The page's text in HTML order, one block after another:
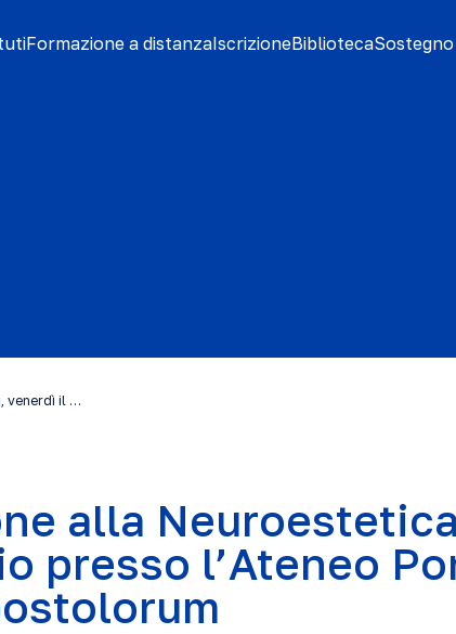
Formazione a distanzaIscrizioneBiblioteca
venerdì il …
alla
presso l’Ateneo